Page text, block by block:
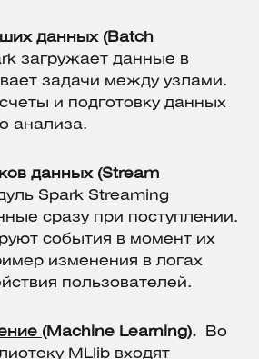
данных (Batch
загружает данные в
задачи между узлами.
и подготовку данных
анализа.
данных (Stream
Spark Streaming
сразу при поступлении.
события в момент их
изменения в логах
пользователей.
(Machine Learning).
Во
MLlib входят